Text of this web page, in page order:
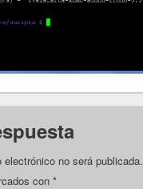
electrónico no será publicada.
con *